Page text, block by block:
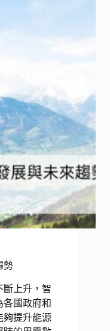
勢
斷上升，智
各國政府和
夠提升能源